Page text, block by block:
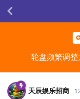
轮盘频繁调
天辰娱乐招商